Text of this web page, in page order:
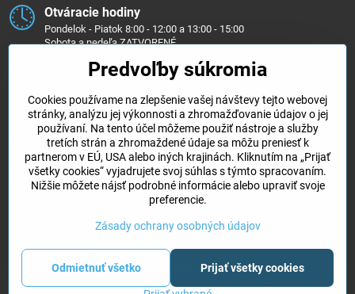
Otváracie hodiny
Pondelok - Piatok 8:00 - 12:00 a 13:00 - 15:00
Sobota a nedeľa ZATVORENÉ
Sledujte nás na ...
Facebook Instagram
Objednávky
Kategórie e-shopu
Všetko k nákupu
©
Copyright
Predvoľby súkromiaZásady ochrany osobných údajov
Predvoľby súkromia
Cookies používame na zlepšenie vašej návštevy tejto webovej
stránky, analýzu jej výkonnosti a zhromažďovanie údajov o jej
používaní. Na tento účel môžeme použiť nástroje a služby
tretích strán a zhromaždené údaje sa môžu preniesť k
partnerom v EÚ, USA alebo iných krajinách. Kliknutím na „Prijať
všetky cookies“ vyjadrujete svoj súhlas s týmto spracovaním.
Nižšie môžete nájsť podrobné informácie alebo upraviť svoje
preferencie.
Zásady ochrany osobných údajov
Prijať všetky cookies
Odmietnuť všetko